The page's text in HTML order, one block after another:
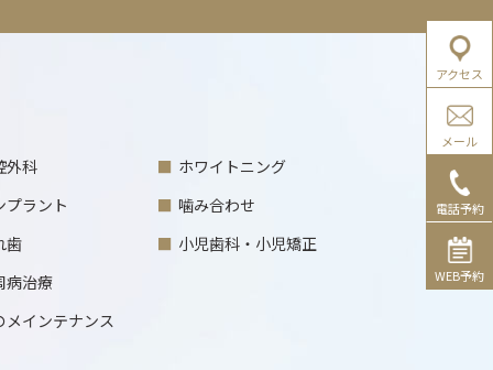
外科
プラント
歯
病治療
メインテナンス
ホワイトニング
噛み合わせ
小児歯科・小児矯正
アクセス
メール
電話予約
WEB予約